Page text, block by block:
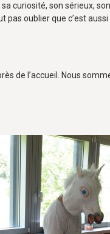
curiosité, son sérieux,
oublier que c’est
de l’accueil. Nous